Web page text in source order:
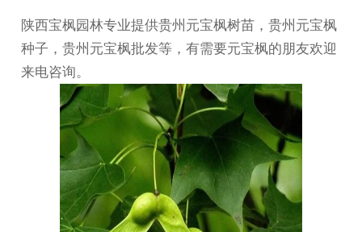
陕西宝枫园林专业提供贵州元宝枫树苗，贵州元宝枫
种子，贵州元宝枫批发等，有需要元宝枫的朋友欢迎
来电咨询。